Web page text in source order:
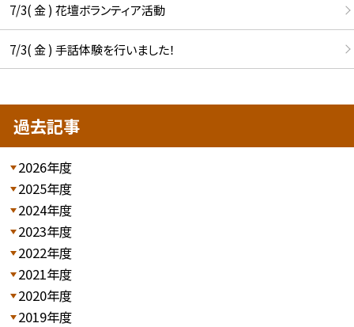
7/3( 金 ) 花壇ボランティア活動
7/3( 金 ) 手話体験を行いました！
過去記事
2026年度
2025年度
2024年度
2023年度
2022年度
2021年度
2020年度
2019年度